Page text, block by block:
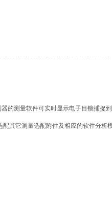
测量软件可实时显示电子目镜捕
它测量选配附件及相应的软件分析